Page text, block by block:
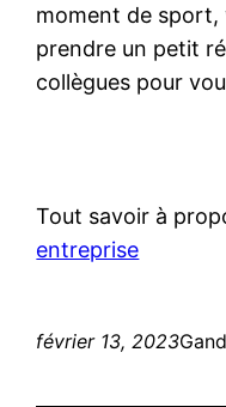
moment de sport,
prendre un petit
collègues pour
Tout savoir à
entreprise
février 13, 2023